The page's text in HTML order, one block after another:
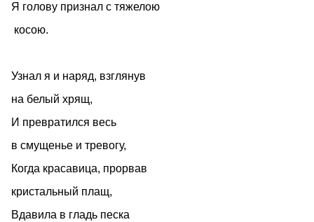
Я голову признал с тяжелою
косою.
Узнал я и наряд, взглянув
на белый хрящ,
И превратился весь
в смущенье и тревогу,
Когда красавица, прорвав
кристальный плащ,
Вдавила в гладь песка